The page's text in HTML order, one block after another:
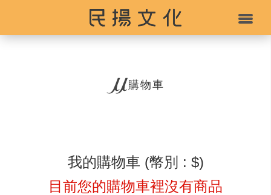
購物車
我的購物車 (幣別 : $)
目前您的購物車裡沒有商品